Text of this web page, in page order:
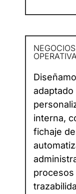
adaptado
interna,
fichaje
procesos